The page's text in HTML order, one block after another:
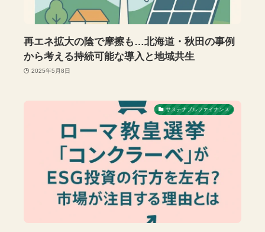
再エネ拡大の陰で摩擦も…北海道・秋田の事例
から考える持続可能な導入と地域共生
2025年5月8日
サステナブルファイナンス